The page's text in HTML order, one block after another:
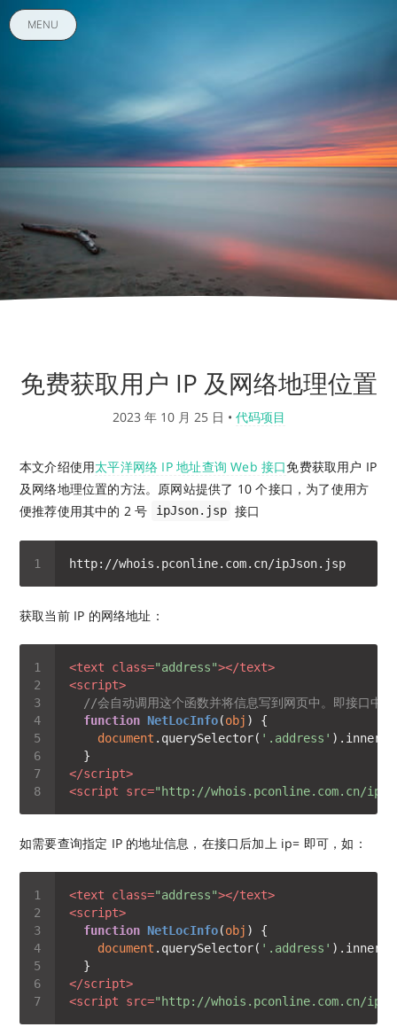
MENU
免费获取用户 IP 及网络地理位置
2023 年 10 月 25 日 • 代码项目
本文介绍使用太平洋网络 IP 地址查询 Web 接口免费获取用户 IP
及网络地理位置的方法。原网站提供了 10 个接口，为了使用方
便推荐使用其中的 2 号
ipJson.jsp 接口
获取当前 IP 的网络地址：
<text class="address"></text>
<script>
//会自动调用这个函数并将信息写到网页中。即接口
function NetLocInfo(obj )
document .querySelector( '.address'
</script>
<script src="http://whois.pconline.com.cn/
如需要查询指定 IP 的地址信息，在接口后加上 ip= 即可，如：
<text class="address"></text>
<script>
function NetLocInfo(obj )
document .querySelector( '.address'
</script>
<script src="http://whois.pconline.com.cn/